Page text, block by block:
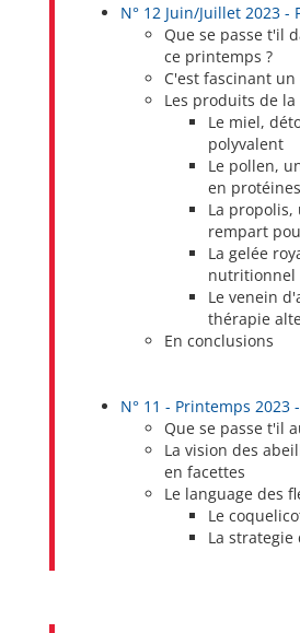
N° 12 Juin/Juillet 2023 -
Que se passe t'il
ce printemps ?
C'est fascinant un
Les produits de
Le miel,
polyvalent
Le pollen,
en protéines
La propolis,
rempart
La gelée
nutritionnel
Le venein
thérapie
En conclusions
N° 11 - Printemps 2023
Que se passe t'il
La vision des
en facettes
Le language des
Le
La